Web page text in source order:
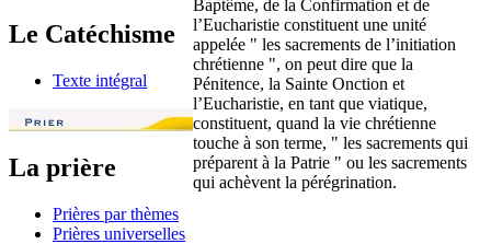
Le Catéchisme
Texte intégral
La prière
Prières par thèmes
Prières universelles
Baptême, de la Confirmation et de
l’Eucharistie constituent une unité
appelée " les sacrements de l’initiation
chrétienne ", on peut dire que la
Pénitence, la Sainte Onction et
l’Eucharistie, en tant que viatique,
constituent, quand la vie chrétienne
touche à son terme, " les sacrements qui
préparent à la Patrie " ou les sacrements
qui achèvent la pérégrination.